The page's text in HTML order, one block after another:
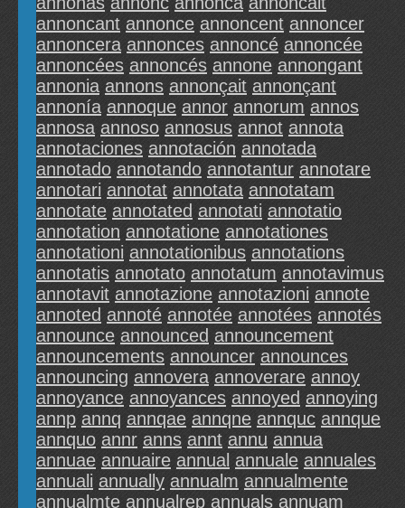
annoncant annonce annoncent annoncer
annoncera annonces annoncé annoncée
annoncées annoncés annone annongant
annonia annons annonçait annonçant
annonía annoque annor annorum annos
annosa annoso annosus annot annota
annotaciones annotación annotada
annotado annotando annotantur annotare
annotari annotat annotata annotatam
annotate annotated annotati annotatio
annotation annotatione annotationes
annotationi annotationibus annotations
annotatis annotato annotatum annotavimus
annotavit annotazione annotazioni annote
annoted annoté annotée annotées annotés
announce announced announcement
announcements announcer announces
announcing annovera annoverare annoy
annoyance annoyances annoyed annoying
annp annq annqae annqne annquc annque
annquo annr anns annt annu annua
annuae annuaire annual annuale annuales
annuali annually annualm annualmente
annualmte annualrep annuals annuam